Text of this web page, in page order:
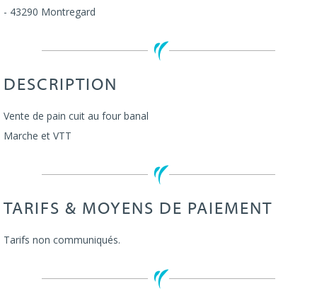
- 43290 Montregard
DESCRIPTION
Vente de pain cuit au four banal
Marche et VTT
TARIFS & MOYENS DE PAIEMENT
Tarifs non communiqués.